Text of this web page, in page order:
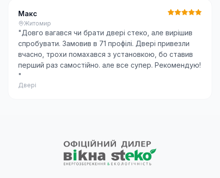
Макс
Житомир
"Довго вагався чи брати двері стеко, але вирішив
спробувати. Замовив в 71 профілі. Двері привезли
вчасно, трохи помахався з установкою, бо ставив
перший раз самостійно. але все супер. Рекомендую!
"
Двері